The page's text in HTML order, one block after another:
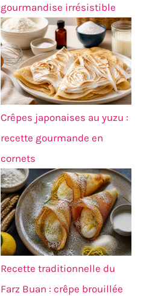
gourmandise irrésistible
Crêpes japonaises au yuzu :
recette gourmande en
cornets
Recette traditionnelle du
Farz Buan : crêpe brouillée